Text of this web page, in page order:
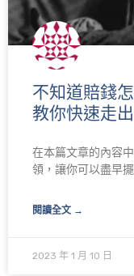
不知道賠錢
教你快速走
在本篇文章的內容
領，讓你可以盡早
閱讀全文 →
2023 年 1 月 10 日